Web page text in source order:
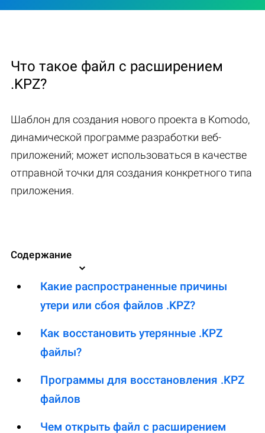
Что такое файл с расширением
.KPZ?
Шаблон для создания нового проекта в Komodo,
динамической программе разработки веб-
приложений; может использоваться в качестве
отправной точки для создания конкретного типа
приложения.
Содержание
Какие распространенные причины
утери или сбоя файлов .KPZ?
Как восстановить утерянные .KPZ
файлы?
Программы для восстановления .KPZ
файлов
Чем открыть файл с расширением